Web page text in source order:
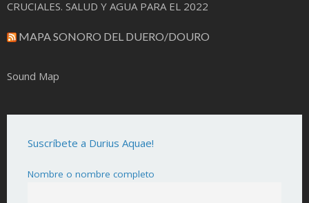
CRUCIALES. SALUD Y AGUA PARA EL 2022
MAPA SONORO DEL DUERO/DOURO
Sound Map
Suscríbete a Durius Aquae!
Nombre o nombre completo